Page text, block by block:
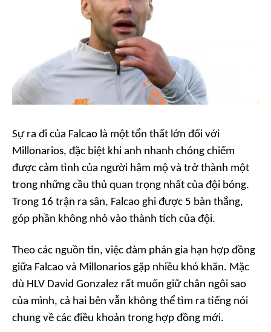
Sự ra đi của Falcao là một tổn thất lớn đối với
Millonarios, đặc biệt khi anh nhanh chóng chiếm
được cảm tình của người hâm mộ và trở thành một
trong những cầu thủ quan trọng nhất của đội bóng.
Trong 16 trận ra sân, Falcao ghi được 5 bàn thắng,
góp phần không nhỏ vào thành tích của đội.
Theo các nguồn tin, việc đàm phán gia hạn hợp đồng
giữa Falcao và Millonarios gặp nhiều khó khăn. Mặc
dù HLV David Gonzalez rất muốn giữ chân ngôi sao
của mình, cả hai bên vẫn không thể tìm ra tiếng nói
chung về các điều khoản trong hợp đồng mới.